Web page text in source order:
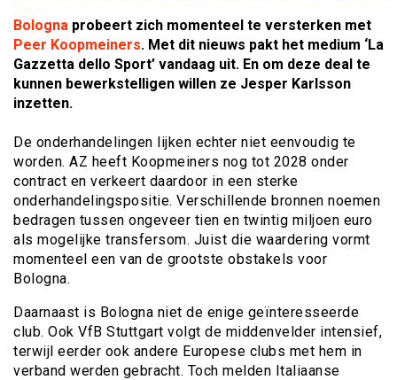
Bologna probeert zich momenteel te versterken met
Peer Koopmeiners. Met dit nieuws pakt het medium ‘La
Gazzetta dello Sport’ vandaag uit. En om deze deal te
kunnen bewerkstelligen willen ze Jesper Karlsson
inzetten.
De onderhandelingen lijken echter niet eenvoudig te
worden. AZ heeft Koopmeiners nog tot 2028 onder
contract en verkeert daardoor in een sterke
onderhandelingspositie. Verschillende bronnen noemen
bedragen tussen ongeveer tien en twintig miljoen euro
als mogelijke transfersom. Juist die waardering vormt
momenteel een van de grootste obstakels voor
Bologna.
Daarnaast is Bologna niet de enige geïnteresseerde
club. Ook VfB Stuttgart volgt de middenvelder intensief,
terwijl eerder ook andere Europese clubs met hem in
verband werden gebracht. Toch melden Italiaanse